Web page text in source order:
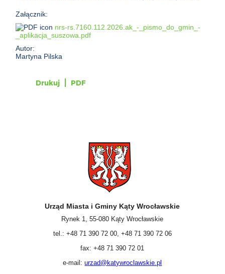
Załącznik:
nrs-rs.7160.112.2026.ak_-_pismo_do_gmin_-
_aplikacja_suszowa.pdf
Autor:
Martyna Pilska
Drukuj PDF
Urząd Miasta i Gminy Kąty Wrocławskie
Rynek 1, 55-080 Kąty Wrocławskie
tel.: +48 71 390 72 00, +48 71 390 72 06
fax: +48 71 390 72 01
e-mail:urzad@katywroclawskie.pl